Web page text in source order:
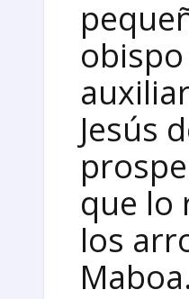
Jesús
que lo
los
Maboa.